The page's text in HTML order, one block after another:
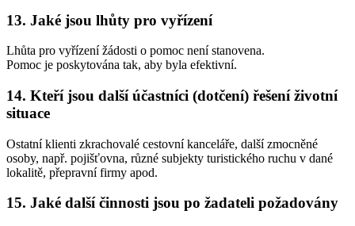
13. Jaké jsou lhůty pro vyřízení
Lhůta pro vyřízení žádosti o pomoc není stanovena.
Pomoc je poskytována tak, aby byla efektivní.
14. Kteří jsou další účastníci (dotčení) řešení životní
situace
Ostatní klienti zkrachovalé cestovní kanceláře, další zmocněné
osoby, např. pojišťovna, různé subjekty turistického ruchu v dané
lokalitě, přepravní firmy apod.
15. Jaké další činnosti jsou po žadateli požadovány